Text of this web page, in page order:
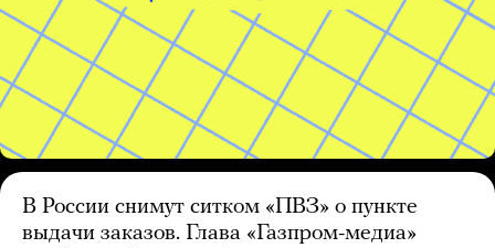
В России снимут ситком «ПВЗ» о пункте
выдачи заказов. Глава «Газпром-медиа»